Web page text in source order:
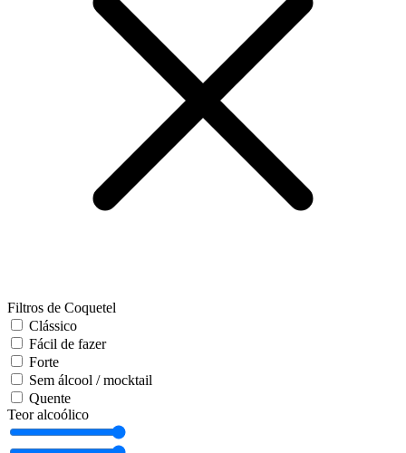
Filtros de Coquetel
Clássico
Fácil de fazer
Forte
Sem álcool / mocktail
Quente
Teor alcoólico